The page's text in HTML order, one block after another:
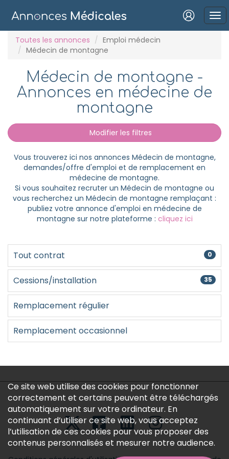
Connexion
Mot de passe oublié ?
Se connecter avec Facebook
Se connecter avec LinkedIn
Inscrivez-vous en un clic !
Toutes les annonces
Emploi médecin
Médecin de montagne
Médecin de montagne -
Annonces en médecine de
montagne
Modifier les filtres
Vous trouverez ici nos annonces Médecin de montagne,
demandes/offre d'emploi et de remplacement en
médecine de montagne.
Si vous souhaitez recruter un Médecin de montagne ou
vous recherchez un Médecin de montagne remplaçant :
publiez votre annonce d'emploi en médecine de
montagne sur notre plateforme : cliquez ici
Tout contrat 0
Cessions/installation 35
Remplacement régulier
Remplacement occasionnel
Ce site web utilise des cookies pour fonctionner
correctement et certains peuvent être téléchargés
automatiquement sur votre ordinateur. En
continuant d’utiliser ce site web, vous acceptez
l’utilisation de ces cookies pour vous proposer des
contenus personnalisés et mesurer notre audience.